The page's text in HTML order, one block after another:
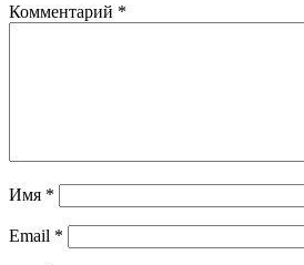
Комментарий *
Имя *
Email *